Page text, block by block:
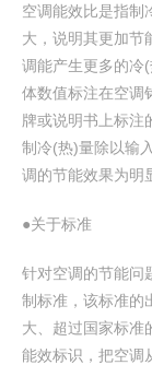
空调能效比是指制
大，说明其更加节
调能产生更多的冷
体数值标注在空调
牌或说明书上标注
制冷(热)量除以输
调的节能效果为明
●关于标准
针对空调的节能问
制标准，该标准的
大、超过国家标准
能效标识，把空调